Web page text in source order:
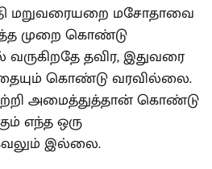
மறுவரையறை மசோதாவை
முறை கொண்டு
தவிர, இதுவரை
கொண்டு வரவில்லை.
அமைத்துத்தான் கொண்டு
எந்த ஒரு
இல்லை.